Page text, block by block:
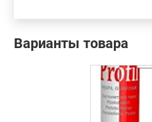
Варианты товара